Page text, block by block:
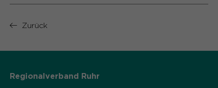
Laufzeit
diese zu verwalten.
Name
Anbieter Matomo
Laufzeit Sitzung
Zurück
Regionalverband Ruhr